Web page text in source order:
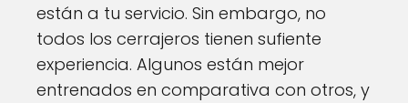
están a tu servicio. Sin embargo, no
todos los cerrajeros tienen sufiente
experiencia. Algunos están mejor
entrenados en comparativa con otros, y